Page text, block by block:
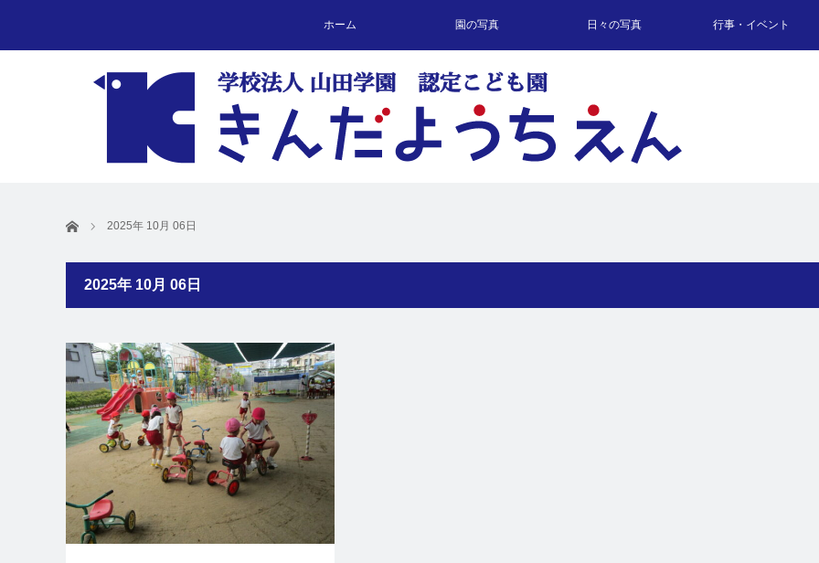
ホーム 園の写真 日々の写真 行事・イベント
ホーム 2025年 10月 06日
2025年 10月 06日